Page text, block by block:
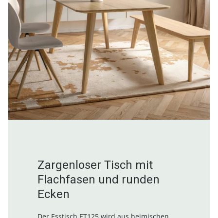
Zargenloser Tisch mit
Flachfasen und runden
Ecken